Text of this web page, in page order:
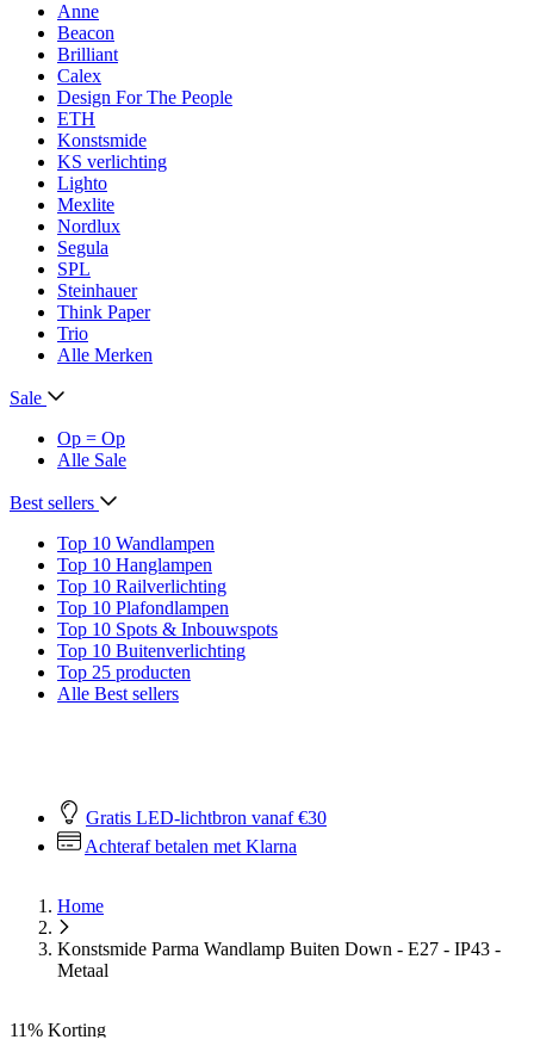
Anne
Beacon
Brilliant
Calex
Design For The People
ETH
Konstsmide
KS verlichting
Lighto
Mexlite
Nordlux
Segula
SPL
Steinhauer
Think Paper
Trio
Alle Merken
Sale
Op = Op
Alle Sale
Best sellers
Top 10 Wandlampen
Top 10 Hanglampen
Top 10 Railverlichting
Top 10 Plafondlampen
Top 10 Spots & Inbouwspots
Top 10 Buitenverlichting
Top 25 producten
Alle Best sellers
Gratis LED-lichtbron vanaf €30
Achteraf betalen met Klarna
Home
Konstsmide Parma Wandlamp Buiten Down - E27 - IP43 -
Metaal
11% Korting